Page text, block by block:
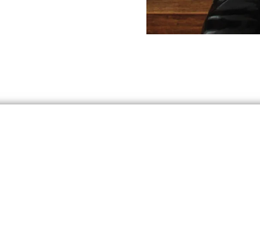
Estadísticas
Para que
podamos
de la web, en